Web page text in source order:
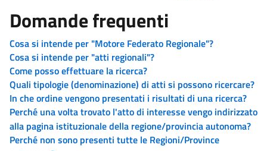
Domande frequenti
Cosa si intende per "Motore Federato Regionale"?
Cosa si intende per "atti regionali"?
Come posso effettuare la ricerca?
Quali tipologie (denominazione) di atti si possono ricercare?
In che ordine vengono presentati i risultati di una ricerca?
Perché una volta trovato l'atto di interesse vengo indirizzato
alla pagina istituzionale della regione/provincia autonoma?
Perché non sono presenti tutte le Regioni/Province